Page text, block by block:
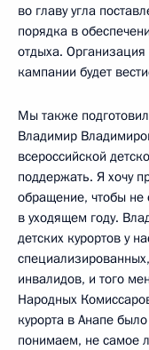
во главу угла
порядка в
отдыха.
кампании будет
Мы также
Владимир
всероссийской
поддержать. Я хочу
обращение, чтобы не
в уходящем году.
детских курортов у
инвалидов, и того
Народных
курорта в Анапе
понимаем, не самое